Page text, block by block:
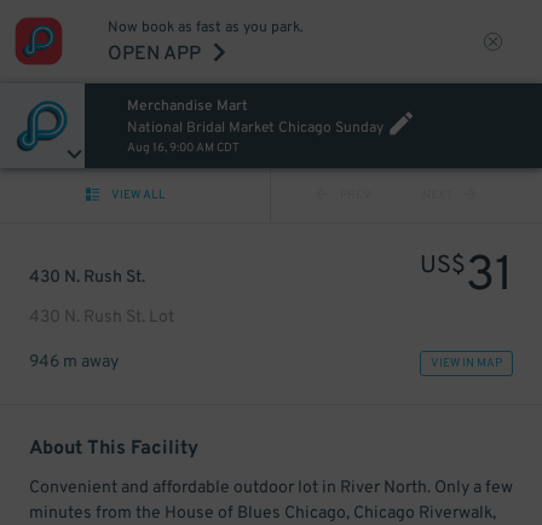
Now book as fast as you park.
OPEN APP
Merchandise Mart
National Bridal Market Chicago Sunday
Aug 16, 9:00 AM CDT
VIEW ALL
430 N. Rush St.
430 N. Rush St. Lot
US$31
946 m away VIEW IN MAP
About This Facility
Convenient and affordable outdoor lot in River North. Only a few
minutes from the House of Blues Chicago, Chicago Riverwalk,